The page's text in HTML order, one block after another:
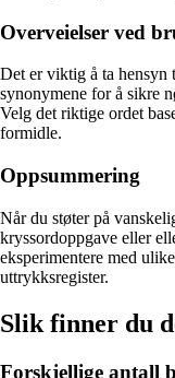
Overveielser ved
Det er viktig å ta hensyn
synonymene for å sikre
Velg det riktige ordet
formidle.
Oppsummering
Når du støter på
kryssordoppgave eller
eksperimentere med
uttrykksregister.
Slik finner du
Forskjellige antall